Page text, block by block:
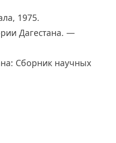
1975.
Дагестана. —
Сборник научных